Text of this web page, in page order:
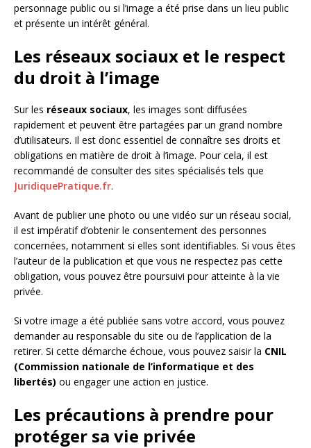
personnage public ou si l’image a été prise dans un lieu public
et présente un intérêt général.
Les réseaux sociaux et le respect
du droit à l’image
Sur les réseaux sociaux, les images sont diffusées
rapidement et peuvent être partagées par un grand nombre
d’utilisateurs. Il est donc essentiel de connaître ses droits et
obligations en matière de droit à l’image. Pour cela, il est
recommandé de consulter des sites spécialisés tels que
JuridiquePratique.fr.
Avant de publier une photo ou une vidéo sur un réseau social,
il est impératif d’obtenir le consentement des personnes
concernées, notamment si elles sont identifiables. Si vous êtes
l’auteur de la publication et que vous ne respectez pas cette
obligation, vous pouvez être poursuivi pour atteinte à la vie
privée.
Si votre image a été publiée sans votre accord, vous pouvez
demander au responsable du site ou de l’application de la
retirer. Si cette démarche échoue, vous pouvez saisir la CNIL
(Commission nationale de l’informatique et des
libertés) ou engager une action en justice.
Les précautions à prendre pour
protéger sa vie privée